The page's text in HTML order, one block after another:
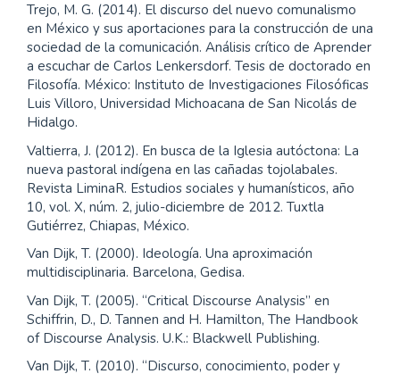
Trejo, M. G. (2014). El discurso del nuevo comunalismo
en México y sus aportaciones para la construcción de una
sociedad de la comunicación. Análisis crítico de Aprender
a escuchar de Carlos Lenkersdorf. Tesis de doctorado en
Filosofía. México: Instituto de Investigaciones Filosóficas
Luis Villoro, Universidad Michoacana de San Nicolás de
Hidalgo.
Valtierra, J. (2012). En busca de la Iglesia autóctona: La
nueva pastoral indígena en las cañadas tojolabales.
Revista LiminaR. Estudios sociales y humanísticos, año
10, vol. X, núm. 2, julio-diciembre de 2012. Tuxtla
Gutiérrez, Chiapas, México.
Van Dijk, T. (2000). Ideología. Una aproximación
multidisciplinaria. Barcelona, Gedisa.
Van Dijk, T. (2005). “Critical Discourse Analysis” en
Schiffrin, D., D. Tannen and H. Hamilton, The Handbook
of Discourse Analysis. U.K.: Blackwell Publishing.
Van Dijk, T. (2010). “Discurso, conocimiento, poder y